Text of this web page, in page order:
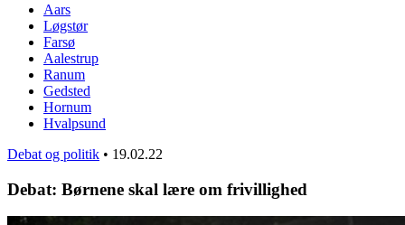
Aars
Løgstør
Farsø
Aalestrup
Ranum
Gedsted
Hornum
Hvalpsund
Debat og politik • 19.02.22
Debat: Børnene skal lære om frivillighed